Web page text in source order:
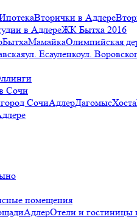
Вторички в Адлере
в АдлереЖК Бытха 2016
БытхаМамайкаОлимпийская
ул. Есауленкоул.
Сочи
СочиАдлерДагомысХоста
помещения
АдлерОтели и гостиницы